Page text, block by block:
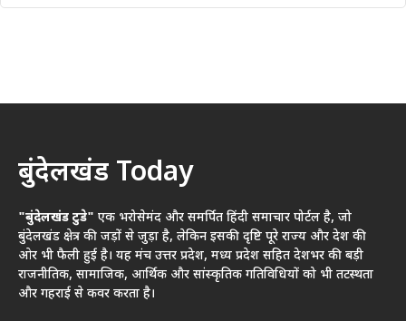
बुंदेलखंड Today
"बुंदेलखंड टुडे" एक भरोसेमंद और समर्पित हिंदी समाचार पोर्टल है, जो
बुंदेलखंड क्षेत्र की जड़ों से जुड़ा है, लेकिन इसकी दृष्टि पूरे राज्य और देश की
ओर भी फैली हुई है। यह मंच उत्तर प्रदेश, मध्य प्रदेश सहित देशभर की बड़ी
राजनीतिक, सामाजिक, आर्थिक और सांस्कृतिक गतिविधियों को भी तटस्थता
और गहराई से कवर करता है।